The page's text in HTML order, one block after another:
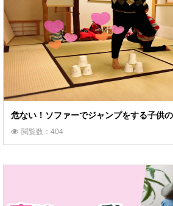
危ない！ソファーでジャンプをする子供
閲覧数：404